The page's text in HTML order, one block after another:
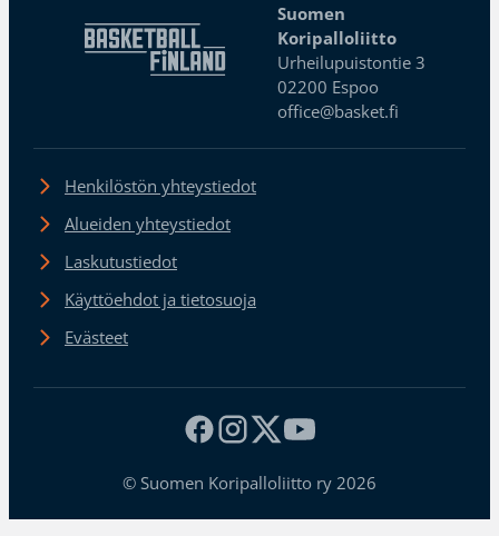
Suomen
Koripalloliitto
Urheilupuistontie 3
02200 Espoo
office@basket.fi
Henkilöstön yhteystiedot
Alueiden yhteystiedot
Laskutustiedot
Käyttöehdot ja tietosuoja
Evästeet
© Suomen Koripalloliitto ry 2026